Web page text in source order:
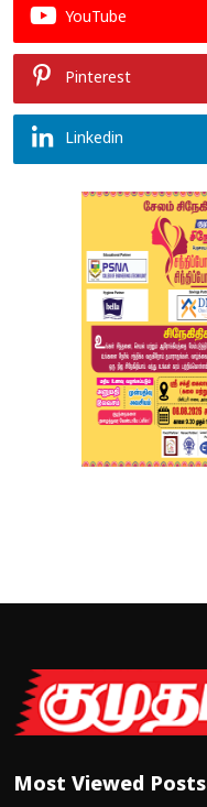
YouTube
Pinterest
Linkedin
Most Viewed Posts